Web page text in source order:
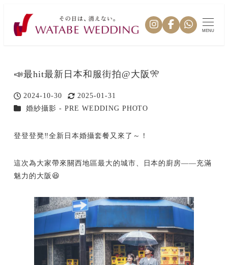
MENU
📣最hit最新日本和服街拍@大阪🎌
投稿日
2024-10-30
更新日
2025-01-31
カテゴリー
婚紗攝影 - PRE WEDDING PHOTO
登登登凳‼全新日本婚攝套餐又來了～！
這次為大家帶來關西地區最大的城市、日本的廚房——充滿
魅力的大阪😆